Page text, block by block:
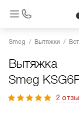
Smeg Вытяжки
Вытяжка
Smeg
2